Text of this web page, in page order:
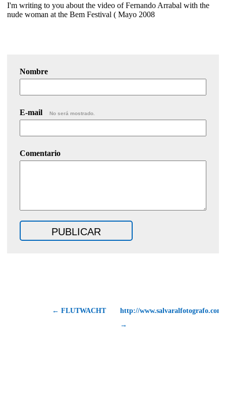
I'm writing to you about the video of Fernando Arrabal with the
nude woman at the Bem Festival ( Mayo 2008
Nombre
E-mail No será mostrado.
Comentario
← FLUTWACHT
http://www.salvaralfotografo.com/
→